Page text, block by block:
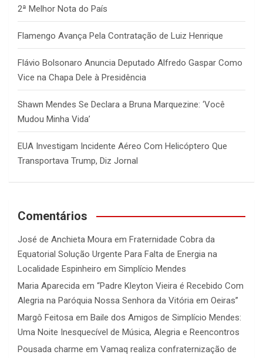
2ª Melhor Nota do País
Flamengo Avança Pela Contratação de Luiz Henrique
Flávio Bolsonaro Anuncia Deputado Alfredo Gaspar Como
Vice na Chapa Dele à Presidência
Shawn Mendes Se Declara a Bruna Marquezine: ‘Você
Mudou Minha Vida’
EUA Investigam Incidente Aéreo Com Helicóptero Que
Transportava Trump, Diz Jornal
Comentários
José de Anchieta Moura em Fraternidade Cobra da
Equatorial Solução Urgente Para Falta de Energia na
Localidade Espinheiro em Simplício Mendes
Maria Aparecida em “Padre Kleyton Vieira é Recebido Com
Alegria na Paróquia Nossa Senhora da Vitória em Oeiras”
Margô Feitosa em Baile dos Amigos de Simplício Mendes:
Uma Noite Inesquecível de Música, Alegria e Reencontros
Pousada charme em Vamaq realiza confraternização de